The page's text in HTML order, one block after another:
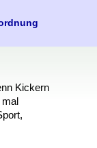
Kickern